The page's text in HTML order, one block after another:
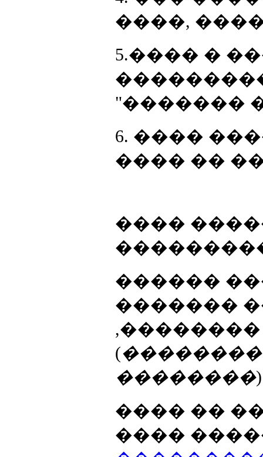
����,
5.���� �
"�������
6. ����
���� ��
����
������
�������
,��������
(
��������)
���� ��
����